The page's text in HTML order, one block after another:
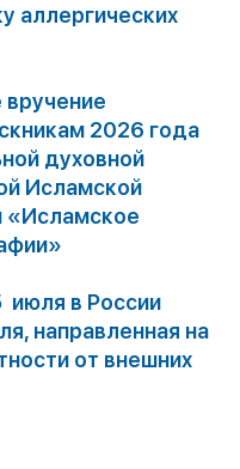
аллергических
2026 года
духовной
Исламской
«Исламское
июля в России
направленная на
от внешних